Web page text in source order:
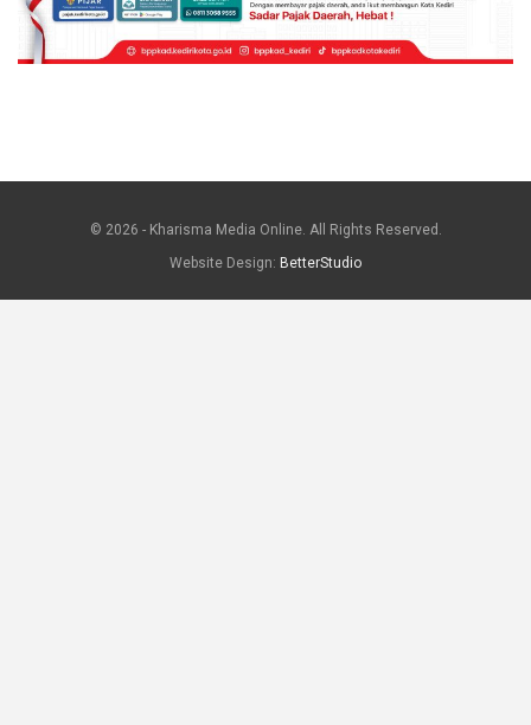
© 2026 - Kharisma Media Online. All Rights Reserved.
Website Design: BetterStudio